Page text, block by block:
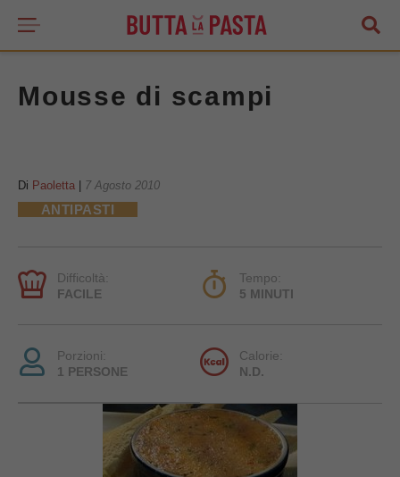
Mousse di scampi
Di Paoletta 7 Agosto 2010
ANTIPASTI
Difficoltà:
FACILE
Tempo:
5 MINUTI
Porzioni:
1 PERSONE
Calorie:
N.D.